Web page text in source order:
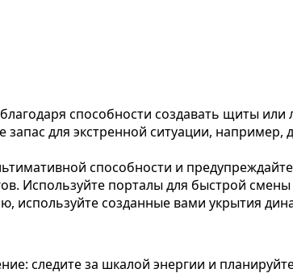
способности создавать щиты или
для экстренной ситуации, например,
способности и
Используйте порталы для быстрой
используйте созданные вами укрытия
следите за шкалой энергии и